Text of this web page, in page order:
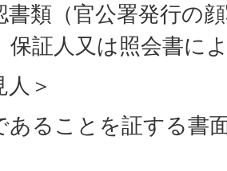
書類（官公署発行の
保証人又は照会書に
人＞
あることを証する書